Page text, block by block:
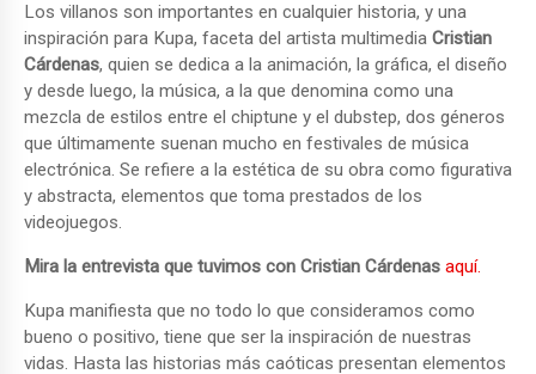
Los villanos son importantes en cualquier historia, y una
inspiración para Kupa, faceta del artista multimedia Cristian
Cárdenas, quien se dedica a la animación, la gráfica, el diseño
y desde luego, la música, a la que denomina como una
mezcla de estilos entre el chiptune y el dubstep, dos géneros
que últimamente suenan mucho en festivales de música
electrónica. Se refiere a la estética de su obra como figurativa
y abstracta, elementos que toma prestados de los
videojuegos.
Mira la entrevista que tuvimos con Cristian Cárdenas aquí.
Kupa manifiesta que no todo lo que consideramos como
bueno o positivo, tiene que ser la inspiración de nuestras
vidas. Hasta las historias más caóticas presentan elementos